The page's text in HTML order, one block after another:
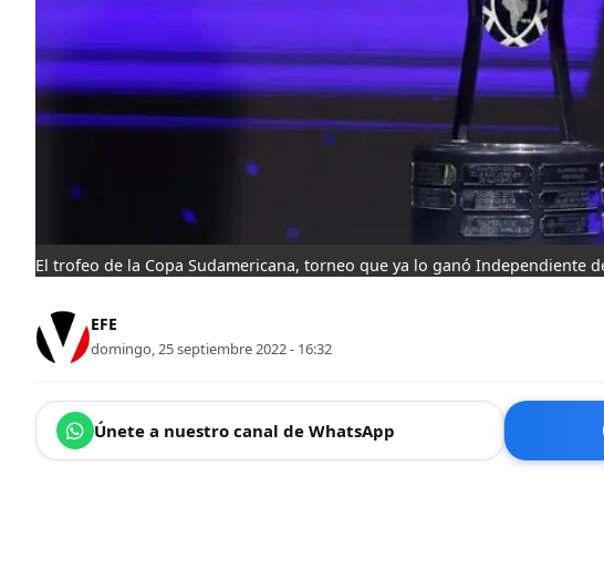
El trofeo de la Copa Sudamericana, torneo que ya lo ganó Independiente
EFE
domingo, 25 septiembre 2022 - 16:32
Únete a nuestro canal de WhatsApp